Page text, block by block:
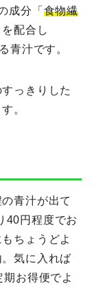
成分「 食物繊
を配合し
青汁です。
っきりした
。
青汁が出て
40円程度でお
ちょうどよ
気に入れば
お得便でよ